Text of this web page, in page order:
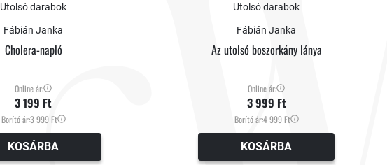
Utolsó darabok
Fábián Janka
Cholera-napló
Online ár:
3 199 Ft
Borító ár:3 999 Ft
KOSÁRBA
Utolsó darabok
Fábián Janka
Az utolsó boszorkány lánya
Online ár:
3 999 Ft
Borító ár:4 999 Ft
KOSÁRBA